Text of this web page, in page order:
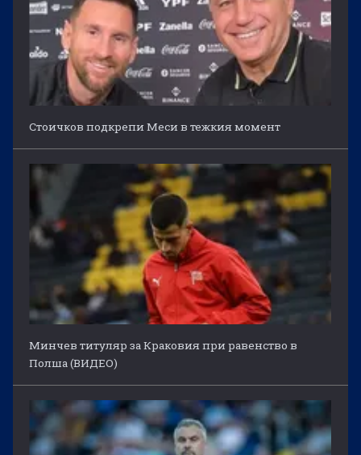
Стоичков подкрепи Меси в тежкия момент
Минчев титуляр за Краковия при равенство в
Полша (ВИДЕО)